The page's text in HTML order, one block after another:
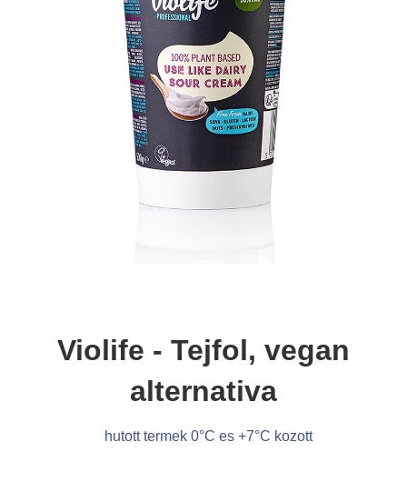
Violife - Tejfol, vegan
alternativa
hutott termek 0°C es +7°C kozott